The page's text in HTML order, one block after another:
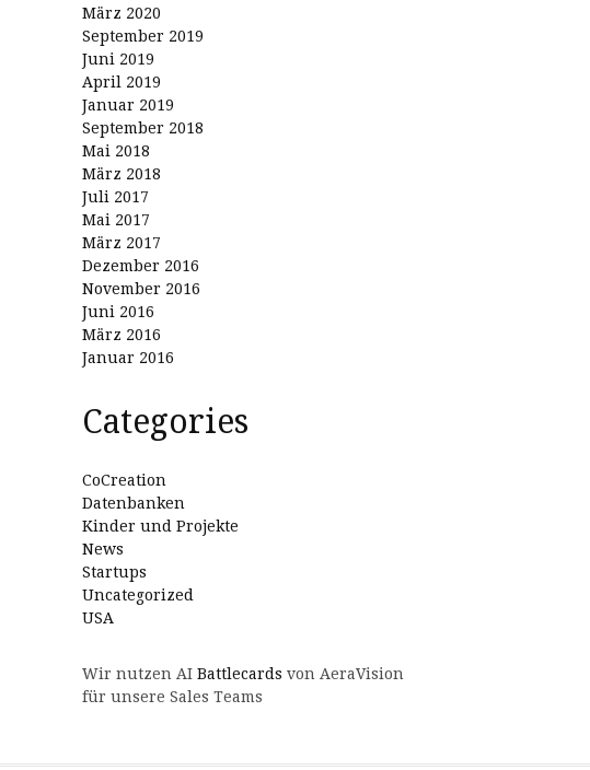
März 2020
September 2019
Juni 2019
April 2019
Januar 2019
September 2018
Mai 2018
März 2018
Juli 2017
Mai 2017
März 2017
Dezember 2016
November 2016
Juni 2016
März 2016
Januar 2016
Categories
CoCreation
Datenbanken
Kinder und Projekte
News
Startups
Uncategorized
USA
Wir nutzen AI Battlecards von AeraVision
für unsere Sales Teams